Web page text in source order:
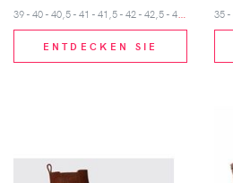
3
9 - 40 - 40,5 - 41 - 41,5 - 42 - 42,5 - 43 - 43,5 - 44 - 45 - 46 - 47 - 48
ENTDECKEN SIE